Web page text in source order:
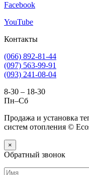
Facebook
YouTube
Контакты
(066) 892-81-44
(097) 563-99-91
(093) 241-08-04
8-30 – 18-30
Пн–Сб
Продажа и установка
систем отопления ©
×
Обратный звонок